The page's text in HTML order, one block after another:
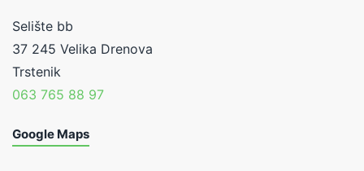
Selište bb
37 245 Velika Drenova
Trstenik
063 765 88 97
Google Maps